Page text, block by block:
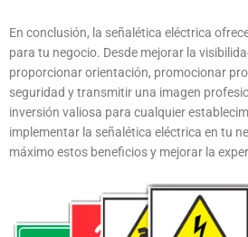
En conclusión, la señalética eléctrica
para tu negocio. Desde mejorar la
proporcionar orientación, promocionar
seguridad y transmitir una imagen
inversión valiosa para cualquier
implementar la señalética eléctrica en tu
máximo estos beneficios y mejorar la